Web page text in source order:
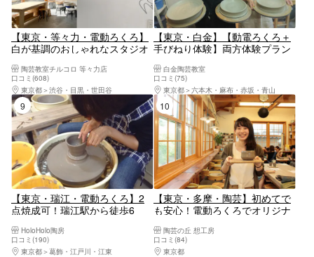
【東京・等々力・電動ろくろ】
白が基調のおしゃれなスタジオ
ておしゃれな作品を作ろう！＜
自由が丘・二子玉川から好アク
セス＞3歳から参加OK★2～3個
自由制作可能！
陶芸教室チルコロ 等々力店
口コミ(608)
東京都
渋谷・目黒・世田谷
【東京・白金】【動電ろくろ＋
手びねり体験】両方体験プラン
白金陶芸教室
口コミ(75)
東京都
六本木・麻布・赤坂・青山
9位
【東京・瑞江・電動ろくろ】2
点焼成可！瑞江駅から徒歩6
作れる電動ろくろ体験
HoloHolo陶房
口コミ(190)
東京都
葛飾・江戸川・江東
10位
【東京・多摩・陶芸】初めてで
も安心！電動ろくろでオリジナ
陶芸の丘 想工房
口コミ(84)
東京都